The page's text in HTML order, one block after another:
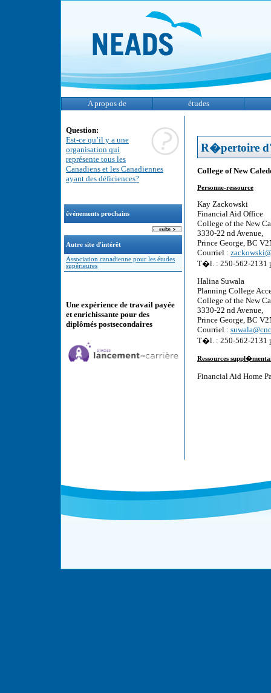
A propos de études
Question:
Est-ce qu’il y a une
organisation qui
représente tous les
Canadiens et les Canadiennes
ayant des déficiences?
événements prochains
Autre site d'intérêt
Association canadienne pour les études
supérieures
Une expérience de travail payée
et enrichissante pour des
diplômés postsecondaires
R�pertoire
College of New
Personne-ressource
Kay Zackowski
Financial Aid Office
College of the New
3330-22 nd Avenue,
Prince George, BC
Courriel :
T�l. : 250-562-2131
Halina Suwala
Planning College
College of the New
3330-22 nd Avenue,
Prince George, BC
Courriel :
T�l. : 250-562-2131
Ressources
Financial Aid Home